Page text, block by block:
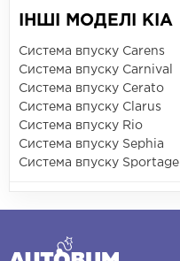
ІНШІ МОДЕЛІ KIA
Система впуску Carens
Система впуску Carnival
Система впуску Cerato
Система впуску Clarus
Система впуску Rio
Система впуску Sephia
Система впуску Sportage